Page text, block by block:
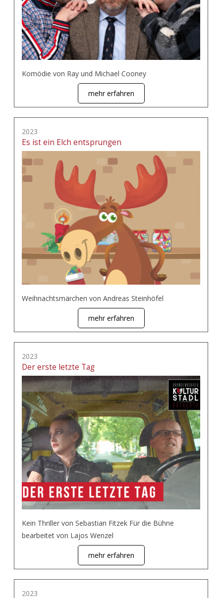
Komödie von Ray und Michael Cooney
mehr erfahren
2023
Es ist ein Elch entsprungen
Weihnachtsmärchen von Andreas Steinhöfel
mehr erfahren
2023
Der erste letzte Tag
Kein Thriller von Sebastian Fitzek Für die Bühne
bearbeitet von Lajos Wenzel
mehr erfahren
2023